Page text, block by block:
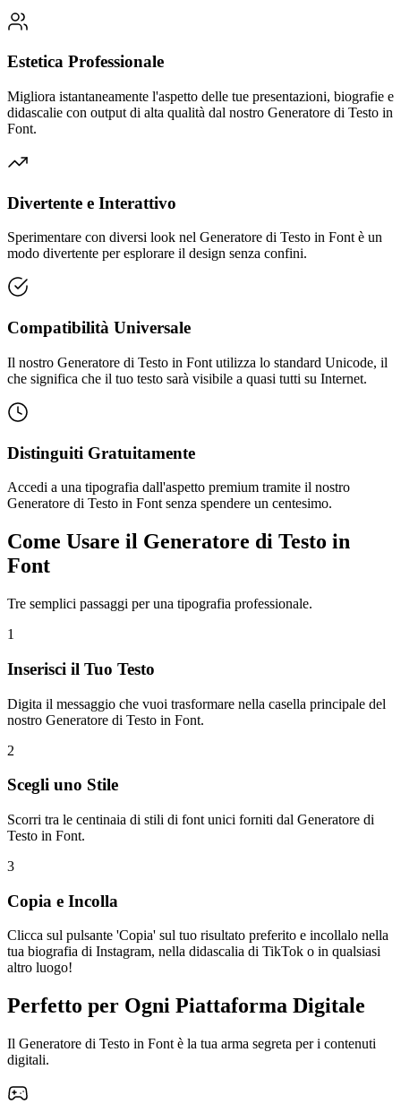
Estetica Professionale
Migliora istantaneamente l'aspetto delle tue presentazioni, biografie e
didascalie con output di alta qualità dal nostro Generatore di Testo in
Font.
Divertente e Interattivo
Sperimentare con diversi look nel Generatore di Testo in Font è un
modo divertente per esplorare il design senza confini.
Compatibilità Universale
Il nostro Generatore di Testo in Font utilizza lo standard Unicode, il
che significa che il tuo testo sarà visibile a quasi tutti su Internet.
Distinguiti Gratuitamente
Accedi a una tipografia dall'aspetto premium tramite il nostro
Generatore di Testo in Font senza spendere un centesimo.
Come Usare il Generatore di Testo in
Font
Tre semplici passaggi per una tipografia professionale.
1
Inserisci il Tuo Testo
Digita il messaggio che vuoi trasformare nella casella principale del
nostro Generatore di Testo in Font.
2
Scegli uno Stile
Scorri tra le centinaia di stili di font unici forniti dal Generatore di
Testo in Font.
3
Copia e Incolla
Clicca sul pulsante 'Copia' sul tuo risultato preferito e incollalo nella
tua biografia di Instagram, nella didascalia di TikTok o in qualsiasi
altro luogo!
Perfetto per Ogni Piattaforma Digitale
Il Generatore di Testo in Font è la tua arma segreta per i contenuti
digitali.